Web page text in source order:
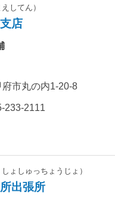
してん）
店
市丸の内1-20-8
233-2111
しょしゅっちょうじょ）
出張所